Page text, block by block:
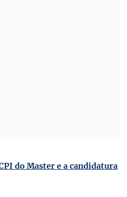
do Master e a candidatura